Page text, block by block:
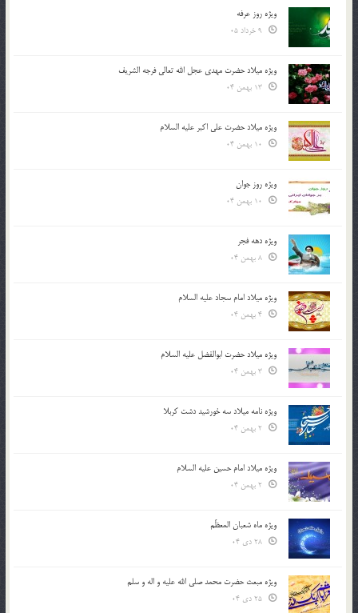
ویژه روز عرفه
ویژه میلاد حضرت مهدی عجل الله تعالی فرجه الشريف
ویژه میلاد حضرت علی اکبر علیه السلام
ویژه روز جوان
ویژه دهه فجر
ویژه میلاد امام سجاد علیه السلام
ویژه میلاد حضرت ابوالفضل علیه السلام
ویژه نامه میلاد سه خورشید دشت کربلا
ویژه میلاد امام حسین علیه السلام
ویژه ماه شعبان المعظّم
ویژه مبعث حضرت محمد صلی الله علیه و اله و سلم